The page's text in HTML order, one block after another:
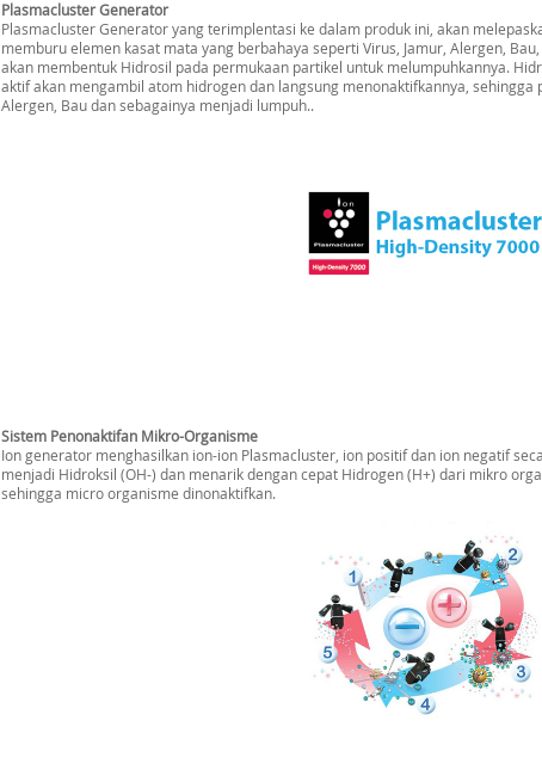
Plasmacluster Generator
Plasmacluster Generator yang terimplentasi ke dalam produk ini, akan
memburu elemen kasat mata yang berbahaya seperti Virus, Jamur, Alergen,
akan membentuk Hidrosil pada permukaan partikel untuk melumpuhkannya.
aktif akan mengambil atom hidrogen dan langsung menonaktifkannya, sehingga
Alergen, Bau dan sebagainya menjadi lumpuh..
Sistem Penonaktifan Mikro-Organisme
Ion generator menghasilkan ion-ion Plasmacluster, ion positif dan ion negatif
menjadi Hidroksil (OH-) dan menarik dengan cepat Hidrogen (H+) dari mikro
sehingga micro organisme dinonaktifkan.